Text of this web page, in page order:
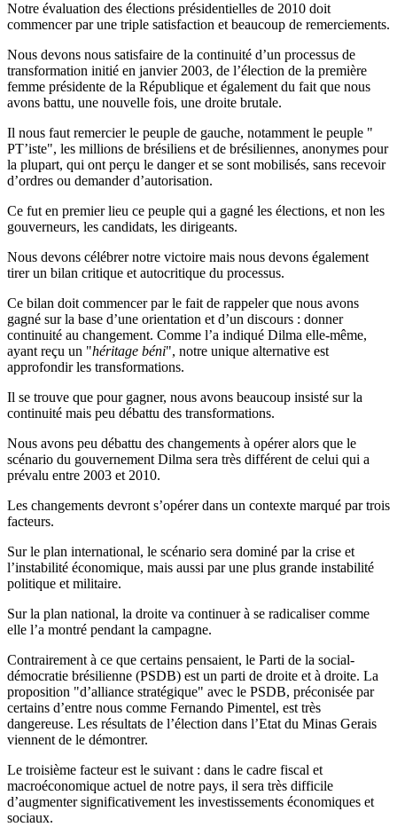
Notre évaluation des élections présidentielles de 2010 doit
commencer par une triple satisfaction et beaucoup de remerciements.
Nous devons nous satisfaire de la continuité d’un processus de
transformation initié en janvier 2003, de l’élection de la première
femme présidente de la République et également du fait que nous
avons battu, une nouvelle fois, une droite brutale.
Il nous faut remercier le peuple de gauche, notamment le peuple "
PT’iste", les millions de brésiliens et de brésiliennes, anonymes pour
la plupart, qui ont perçu le danger et se sont mobilisés, sans recevoir
d’ordres ou demander d’autorisation.
Ce fut en premier lieu ce peuple qui a gagné les élections, et non les
gouverneurs, les candidats, les dirigeants.
Nous devons célébrer notre victoire mais nous devons également
tirer un bilan critique et autocritique du processus.
Ce bilan doit commencer par le fait de rappeler que nous avons
gagné sur la base d’une orientation et d’un discours : donner
continuité au changement. Comme l’a indiqué Dilma elle-même,
ayant reçu un "héritage béni", notre unique alternative est
approfondir les transformations.
Il se trouve que pour gagner, nous avons beaucoup insisté sur la
continuité mais peu débattu des transformations.
Nous avons peu débattu des changements à opérer alors que le
scénario du gouvernement Dilma sera très différent de celui qui a
prévalu entre 2003 et 2010.
Les changements devront s’opérer dans un contexte marqué par trois
facteurs.
Sur le plan international, le scénario sera dominé par la crise et
l’instabilité économique, mais aussi par une plus grande instabilité
politique et militaire.
Sur la plan national, la droite va continuer à se radicaliser comme
elle l’a montré pendant la campagne.
Contrairement à ce que certains pensaient, le Parti de la social-
démocratie brésilienne (PSDB) est un parti de droite et à droite. La
proposition "d’alliance stratégique" avec le PSDB, préconisée par
certains d’entre nous comme Fernando Pimentel, est très
dangereuse. Les résultats de l’élection dans l’Etat du Minas Gerais
viennent de le démontrer.
Le troisième facteur est le suivant : dans le cadre fiscal et
macroéconomique actuel de notre pays, il sera très difficile
d’augmenter significativement les investissements économiques et
sociaux.